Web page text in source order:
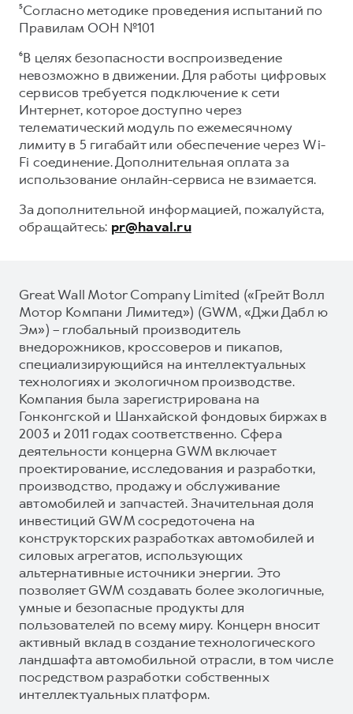
⁵Согласно методике проведения испытаний по
Правилам ООН №101
⁶В целях безопасности воспроизведение
невозможно в движении. Для работы цифровых
сервисов требуется подключение к сети
Интернет, которое доступно через
телематический модуль по ежемесячному
лимиту в 5 гигабайт или обеспечение через Wi-
Fi соединение. Дополнительная оплата за
использование онлайн-сервиса не взимается.
За дополнительной информацией, пожалуйста,
обращайтесь: pr@haval.ru
Great Wall Motor Company Limited («Грейт Волл
Мотор Компани Лимитед») (GWM, «Джи Дабл ю
Эм») – глобальный производитель
внедорожников, кроссоверов и пикапов,
специализирующийся на интеллектуальных
технологиях и экологичном производстве.
Компания была зарегистрирована на
Гонконгской и Шанхайской фондовых биржах в
2003 и 2011 годах соответственно. Сфера
деятельности концерна GWM включает
проектирование, исследования и разработки,
производство, продажу и обслуживание
автомобилей и запчастей. Значительная доля
инвестиций GWM сосредоточена на
конструкторских разработках автомобилей и
силовых агрегатов, использующих
альтернативные источники энергии. Это
позволяет GWM создавать более экологичные,
умные и безопасные продукты для
пользователей по всему миру. Концерн вносит
активный вклад в создание технологического
ландшафта автомобильной отрасли, в том числе
посредством разработки собственных
интеллектуальных платформ.